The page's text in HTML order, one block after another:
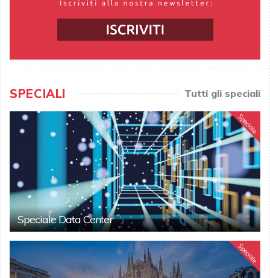
SPECIALI Tutti gli speciali
Speciale
Speciale Data Center
Speciale